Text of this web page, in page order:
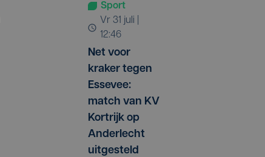
Sport
vr 31 juli |
12:46
Net voor
kraker tegen
Essevee:
match van KV
Kortrijk op
Anderlecht
uitgesteld